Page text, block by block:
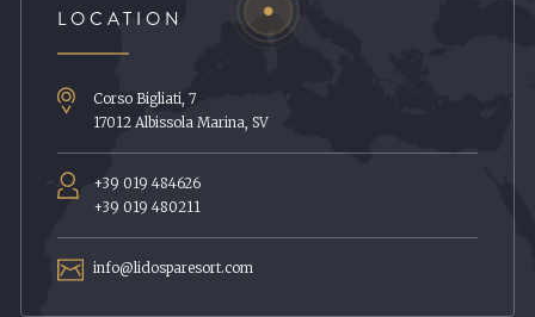
LOCATION
Corso Bigliati, 7
17012 Albissola Marina, SV
+39 019 484626
+39 019 480211
info@lidosparesort.com